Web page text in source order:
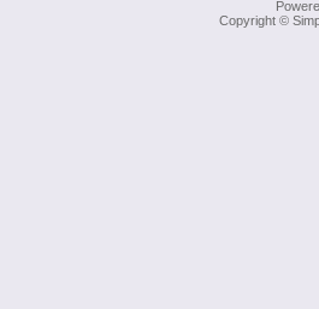
Copyright ©